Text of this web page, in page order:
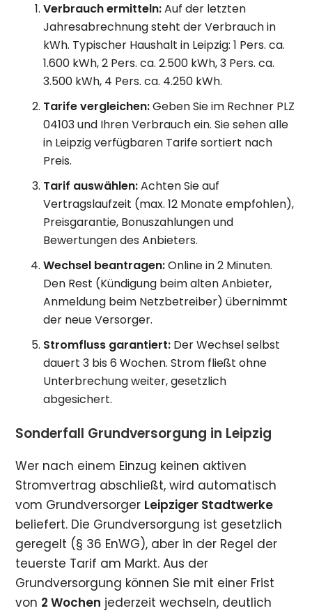
Verbrauch ermitteln:Auf der letzten
Jahresabrechnung steht der Verbrauch in
kWh. Typischer Haushalt in Leipzig: 1 Pers. ca.
1.600 kWh, 2 Pers. ca. 2.500 kWh, 3 Pers. ca.
3.500 kWh, 4 Pers. ca. 4.250 kWh.
Tarife vergleichen:Geben Sie im Rechner PLZ
04103 und Ihren Verbrauch ein. Sie sehen alle
in Leipzig verfügbaren Tarife sortiert nach
Preis.
Tarif auswählen:Achten Sie auf
Vertragslaufzeit (max. 12 Monate empfohlen),
Preisgarantie, Bonuszahlungen und
Bewertungen des Anbieters.
Wechsel beantragen:Online in 2 Minuten.
Den Rest (Kündigung beim alten Anbieter,
Anmeldung beim Netzbetreiber) übernimmt
der neue Versorger.
Stromfluss garantiert: Der Wechsel selbst
dauert 3 bis 6 Wochen. Strom fließt ohne
Unterbrechung weiter, gesetzlich
abgesichert.
Sonderfall Grundversorgung in Leipzig
Wer nach einem Einzug keinen aktiven
Stromvertrag abschließt, wird automatisch
vom Grundversorger Leipziger Stadtwerke
beliefert. Die Grundversorgung ist gesetzlich
geregelt (§ 36 EnWG), aber in der Regel der
teuerste Tarif am Markt. Aus der
Grundversorgung können Sie mit einer Frist
von 2 Wochen jederzeit wechseln, deutlich